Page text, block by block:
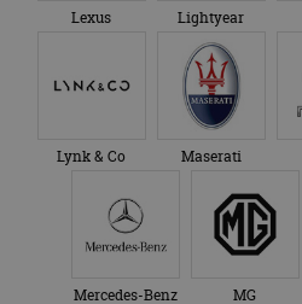
Lexus Lightyear
Lynk & Co Maserati
Mercedes-Benz MG